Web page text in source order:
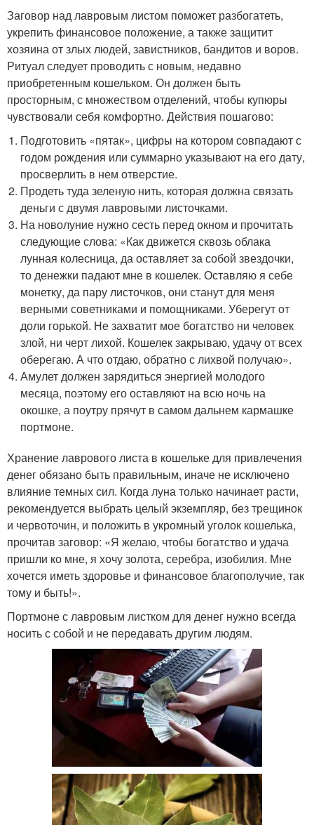
Заговор над лавровым листом поможет разбогатеть,
укрепить финансовое положение, а также защитит
хозяина от злых людей, завистников, бандитов и воров.
Ритуал следует проводить с новым, недавно
приобретенным кошельком. Он должен быть
просторным, с множеством отделений, чтобы купюры
чувствовали себя комфортно. Действия пошагово:
Подготовить «пятак», цифры на котором совпадают с
годом рождения или суммарно указывают на его дату,
просверлить в нем отверстие.
Продеть туда зеленую нить, которая должна связать
деньги с двумя лавровыми листочками.
На новолуние нужно сесть перед окном и прочитать
следующие слова: «Как движется сквозь облака
лунная колесница, да оставляет за собой звездочки,
то денежки падают мне в кошелек. Оставляю я себе
монетку, да пару листочков, они станут для меня
верными советниками и помощниками. Уберегут от
доли горькой. Не захватит мое богатство ни человек
злой, ни черт лихой. Кошелек закрываю, удачу от всех
оберегаю. А что отдаю, обратно с лихвой получаю».
Амулет должен зарядиться энергией молодого
месяца, поэтому его оставляют на всю ночь на
окошке, а поутру прячут в самом дальнем кармашке
портмоне.
Хранение лаврового листа в кошельке для привлечения
денег обязано быть правильным, иначе не исключено
влияние темных сил. Когда луна только начинает расти,
рекомендуется выбрать целый экземпляр, без трещинок
и червоточин, и положить в укромный уголок кошелька,
прочитав заговор: «Я желаю, чтобы богатство и удача
пришли ко мне, я хочу золота, серебра, изобилия. Мне
хочется иметь здоровье и финансовое благополучие, так
тому и быть!».
Портмоне с лавровым листком для денег нужно всегда
носить с собой и не передавать другим людям.